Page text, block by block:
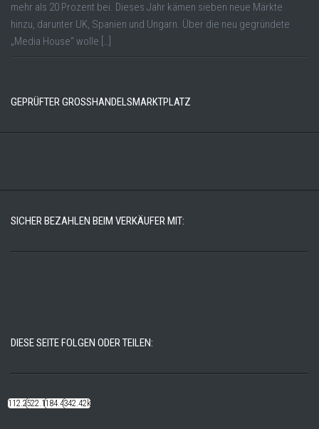
mehr als 20 Prozent bei. Dieses Jahr kämen sieben neue Märkte
hinzu, darunter UK, Spanien und Ungarn. Über die neu gegründete
„Media House“ wolle […]
GEPRÜFTER GROSSHANDELSMARKTPLATZ
SICHER BEZAHLEN BEIM VERKÄUFER MIT:
DIESE SEITE FOLGEN ODER TEILEN:
112.22k522.14k184.48k342.42k